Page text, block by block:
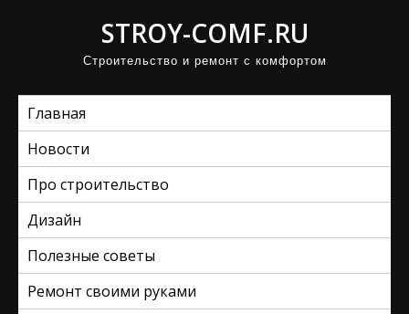
STROY-COMF.RU
Строительство и ремонт с комфортом
Главная
Новости
Про строительство
Дизайн
Полезные советы
Ремонт своими руками